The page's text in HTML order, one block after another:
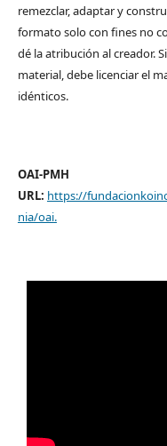
remezclar, adaptar y
formato solo con fines no
dé la atribución al creador.
material, debe licenciar el
idénticos.
OAI-PMH
URL: https://
nia/oai.